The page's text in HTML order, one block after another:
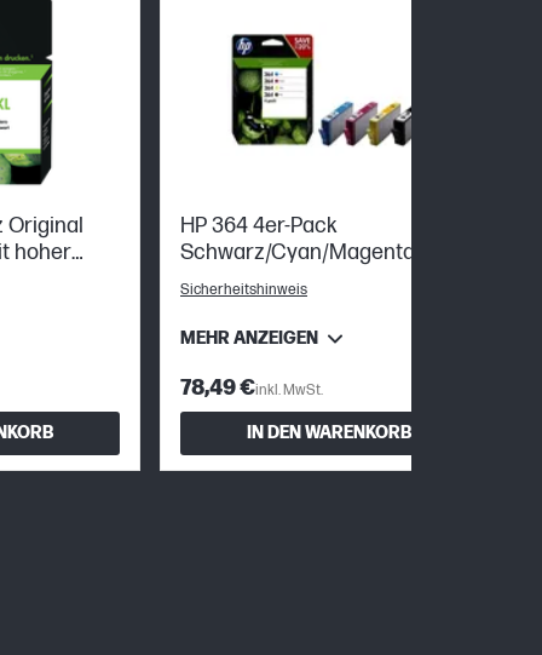
Original
hoher
HP 364 4er-Pack
Schwarz/Cyan/Magenta/Gelb
Original Tintenpatronen
Sicherheitshinweis
MEHR ANZEIGEN
78,49 €inkl. MwSt.
IN DEN WARENKORB